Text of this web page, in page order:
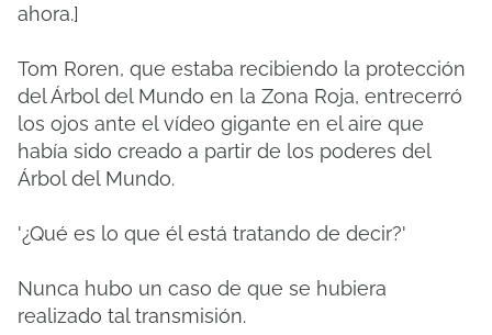
ahora.]
Tom Roren, que estaba recibiendo la protección
del Árbol del Mundo en la Zona Roja, entrecerró
los ojos ante el vídeo gigante en el aire que
había sido creado a partir de los poderes del
Árbol del Mundo.
'¿Qué es lo que él está tratando de decir?'
Nunca hubo un caso de que se hubiera
realizado tal transmisión.